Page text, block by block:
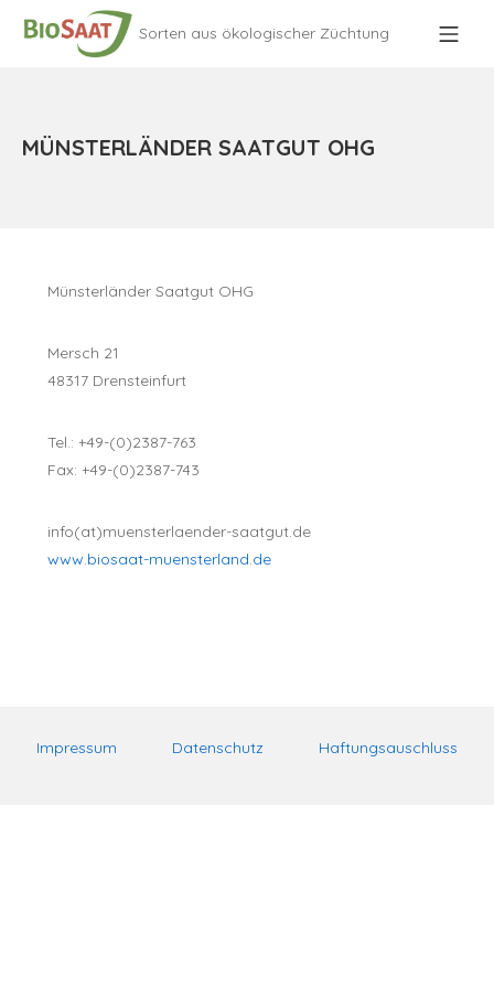
Sorten aus ökologischer Züchtung
MÜNSTERLÄNDER SAATGUT OHG
Münsterländer Saatgut OHG
Mersch 21
48317 Drensteinfurt
Tel.: +49-(0)2387-763
Fax: +49-(0)2387-743
info(at)muensterlaender-saatgut.de
www.biosaat-muensterland.de
Impressum Datenschutz Haftungsauschluss